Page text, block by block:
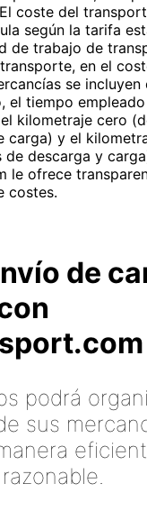
coste del
según la tarifa
de trabajo de
en el
se incluyen
el tiempo empleado
kilometraje cero
carga) y el
de descarga y
le ofrece
costes.
de
podrá
sus